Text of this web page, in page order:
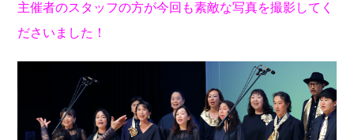
主催者のスタッフの方が今回も素敵な写真を撮影してく
ださいました！